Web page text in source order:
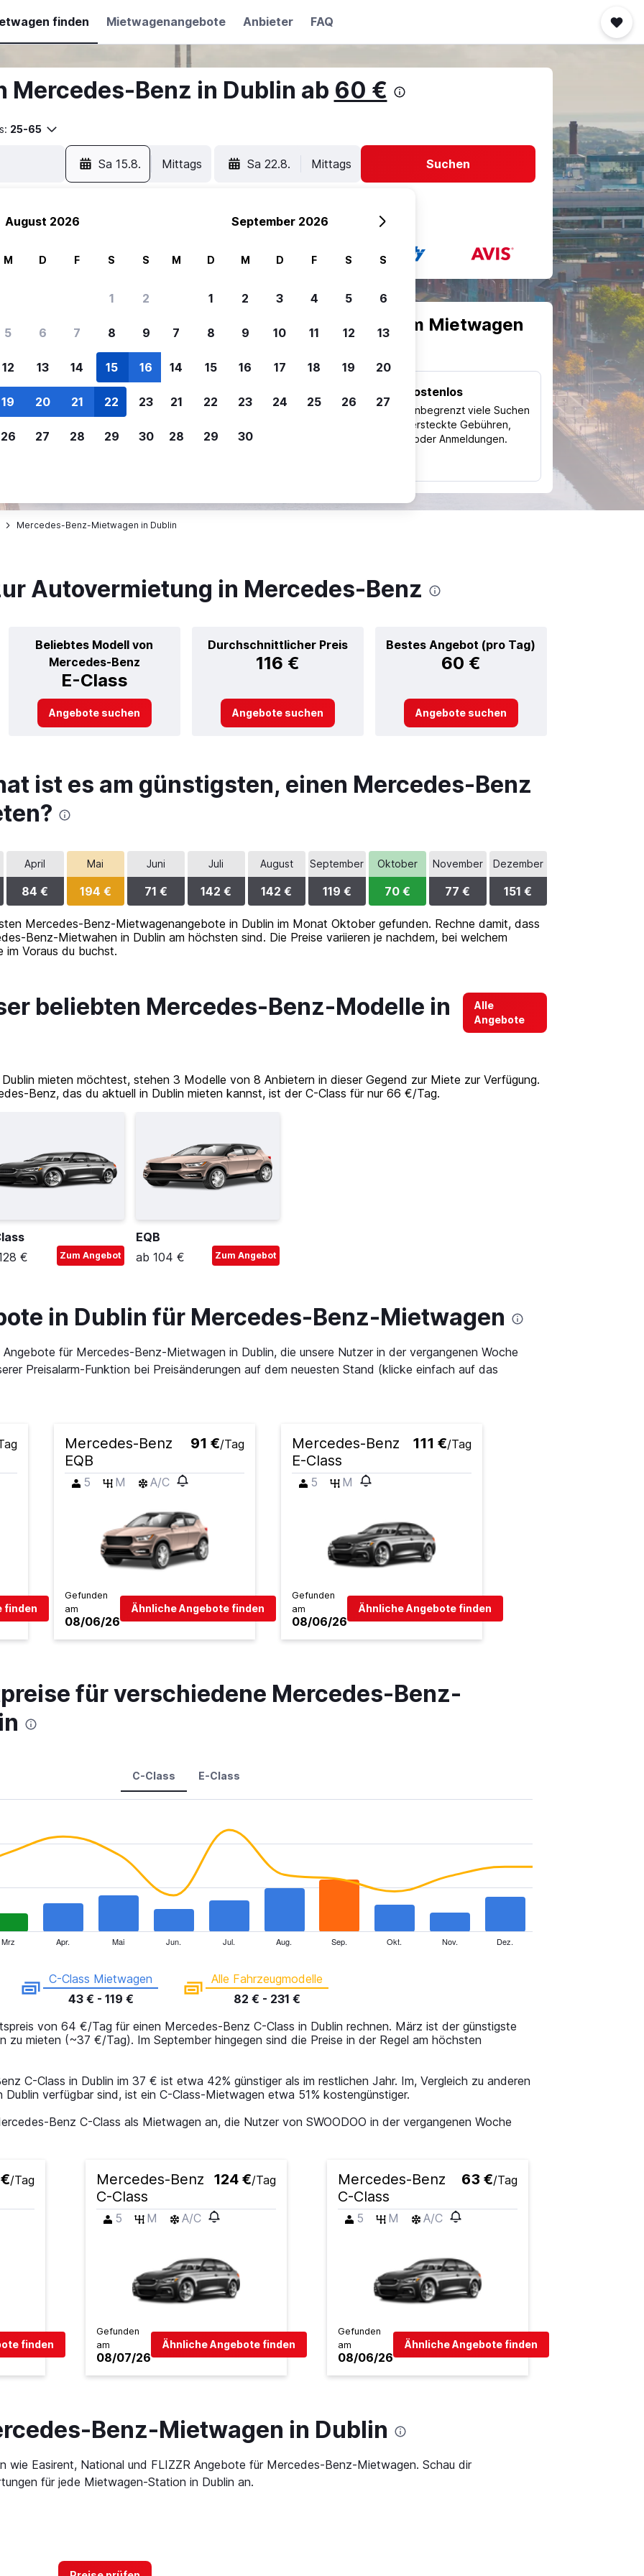
finden Mietwagenangebote Anbieter FAQ
Mercedes-Benz in Dublin ab 60 €
25-65
Sa 15.8. Mittags Sa 22.8. Mittags Suchen
Reisenden sich für SWOODOO entscheiden, um Mietwagen
Lass dich benachrichtigen,
um kein tolles Angebot zu
Anpassung von Trips
Mietwagenergebnisse nach
Kostenlos
Nutze unbegrenzt viele Suchen
ohne versteckte Gebühren,
Kosten oder Anmeldungen.
Mercedes-Benz-Mietwagen in Dublin
Autovermietung in Mercedes-Benz
Beliebtes Modell von
Mercedes-Benz
E-Class
Durchschnittlicher Preis
116 €
Bestes Angebot (pro Tag)
60 €
Angebote suchen Angebote suchen Angebote suchen
ist es am günstigsten, einen Mercedes-Benz
April
84 €
Mai
194 €
Juni
71 €
Juli
142 €
August
142 €
September
119 €
Oktober
70 €
November
77 €
Dezember
151 €
Mercedes-Benz-Mietwagenangebote in Dublin im Monat Oktober gefunden. Rechne damit, dass
Benz-Mietwahen in Dublin am höchsten sind. Die Preise variieren je nachdem, bei welchem
im Voraus du buchst.
beliebten Mercedes-Benz-Modelle in
Alle
Angebote
mieten möchtest, stehen 3 Modelle von 8 Anbietern in dieser Gegend zur Miete zur Verfügung.
Benz, das du aktuell in Dublin mieten kannst, ist der C-Class für nur 66 €/Tag.
€
Zum Angebot
EQB
ab 104 €
Zum Angebot
in Dublin für Mercedes-Benz-Mietwagen
für Mercedes-Benz-Mietwagen in Dublin, die unsere Nutzer in der vergangenen Woche
Preisalarm-Funktion bei Preisänderungen auf dem neuesten Stand (klicke einfach auf das
finden
Mercedes-Benz
EQB
91 €/Tag
5 M A/C
Gefunden
am
08/06/26
Ähnliche Angebote finden
Mercedes-Benz
E-Class
111 €/Tag
5 M
Gefunden
am
08/06/26
Ähnliche Angebote finden
für verschiedene Mercedes-Benz-
C-Class E-Class
Mrz Apr. Mai Jun. Jul. Aug. Sep. Okt. Nov. Dez.
C-Class Mietwagen
43 € - 119 €
Alle Fahrzeugmodelle
82 € - 231 €
von 64 €/Tag für einen Mercedes-Benz C-Class in Dublin rechnen. März ist der günstigste
zu mieten (~37 €/Tag). Im September hingegen sind die Preise in der Regel am höchsten
C-Class in Dublin im 37 € ist etwa 42% günstiger als im restlichen Jahr. Im, Vergleich zu anderen
verfügbar sind, ist ein C-Class-Mietwagen etwa 51% kostengünstiger.
Benz C-Class als Mietwagen an, die Nutzer von SWOODOO in der vergangenen Woche
/Tag
finden
Mercedes-Benz
C-Class
124 €/Tag
5 M A/C
Gefunden
am
08/07/26
Ähnliche Angebote finden
Mercedes-Benz
C-Class
63 €/Tag
5 M A/C
Gefunden
am
08/06/26
Ähnliche Angebote finden
Benz-Mietwagen in Dublin
wie Easirent, National und FLIZZR Angebote für Mercedes-Benz-Mietwagen. Schau dir
für jede Mietwagen-Station in Dublin an.
August 2026
M D F S S
1 2
5 6 7 8 9
12 13 14 15 16
19 20 21 22 23
26 27 28 29 30
September 2026
M D M D F S S
1 2 3 4 5 6
7 8 9 10 11 12 13
14 15 16 17 18 19 20
21 22 23 24 25 26 27
28 29 30